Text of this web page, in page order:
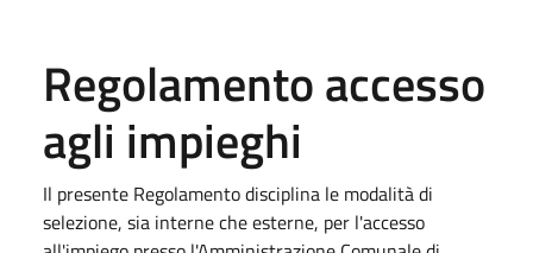
Regolamento accesso
agli impieghi
Il presente Regolamento disciplina le modalità di
selezione, sia interne che esterne, per l'accesso